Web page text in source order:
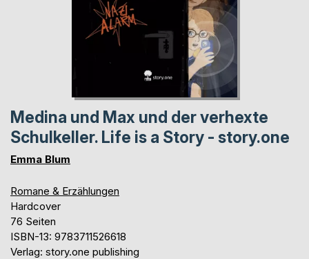
Medina und Max und der verhexte
Schulkeller. Life is a Story - story.one
Emma Blum
Romane & Erzählungen
Hardcover
76 Seiten
ISBN-13: 9783711526618
Verlag: story.one publishing